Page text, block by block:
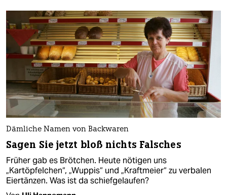
Dämliche Namen von Backwaren
Sagen Sie jetzt bloß nichts Falsches
Früher gab es Brötchen. Heute nötigen uns
„Kartöpfelchen“, „Wuppis“ und „Kraftmeier“ zu verbalen
Eiertänzen. Was ist da schiefgelaufen?